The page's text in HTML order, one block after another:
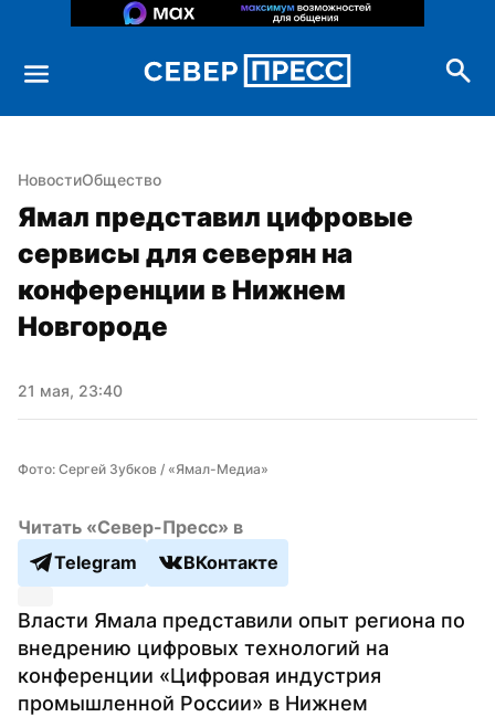
НовостиОбщество
Ямал представил цифровые
сервисы для северян на
конференции в Нижнем
Новгороде
21 мая, 23:40
Фото: Сергей Зубков / «Ямал-Медиа»
Читать «Север-Пресс» в
Telegram
ВКонтакте
Власти Ямала представили опыт региона по
внедрению цифровых технологий на
конференции «Цифровая индустрия
промышленной России» в Нижнем